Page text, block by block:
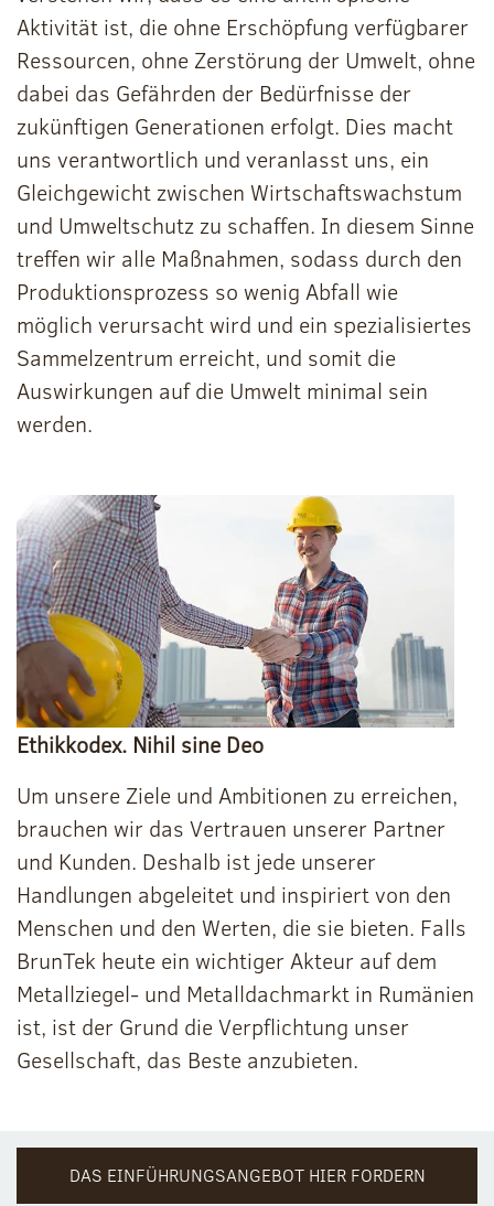
Aktivität ist, die ohne Erschöpfung verfügbarer
Ressourcen, ohne Zerstörung der Umwelt, ohne
dabei das Gefährden der Bedürfnisse der
zukünftigen Generationen erfolgt. Dies macht
uns verantwortlich und veranlasst uns, ein
Gleichgewicht zwischen Wirtschaftswachstum
und Umweltschutz zu schaffen. In diesem Sinne
treffen wir alle Maßnahmen, sodass durch den
Produktionsprozess so wenig Abfall wie
möglich verursacht wird und ein spezialisiertes
Sammelzentrum erreicht, und somit die
Auswirkungen auf die Umwelt minimal sein
werden.
Ethikkodex. Nihil sine Deo
Um unsere Ziele und Ambitionen zu erreichen,
brauchen wir das Vertrauen unserer Partner
und Kunden. Deshalb ist jede unserer
Handlungen abgeleitet und inspiriert von den
Menschen und den Werten, die sie bieten. Falls
BrunTek heute ein wichtiger Akteur auf dem
Metallziegel- und Metalldachmarkt in Rumänien
ist, ist der Grund die Verpflichtung unser
Gesellschaft, das Beste anzubieten.
DAS EINFÜHRUNGSANGEBOT HIER FORDERN